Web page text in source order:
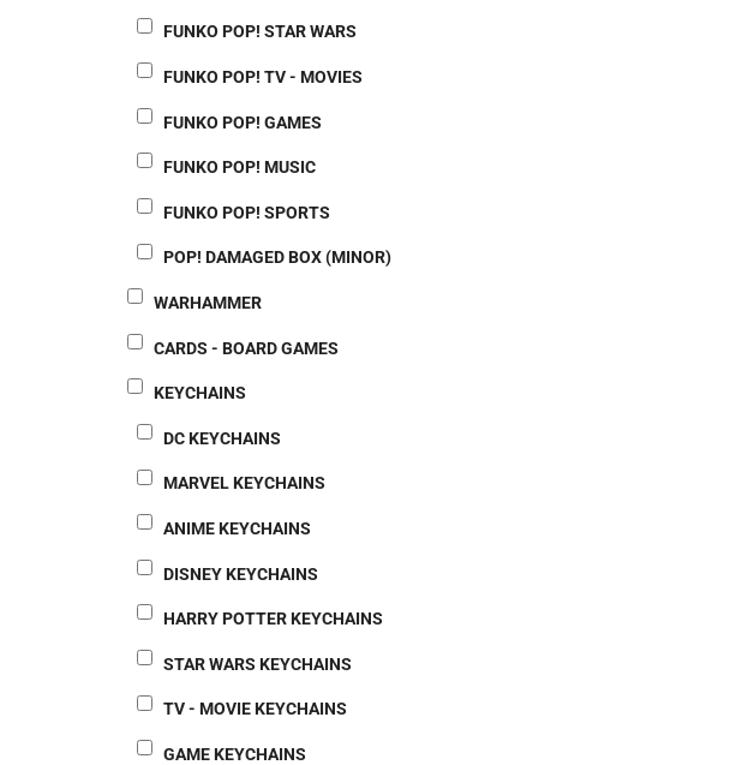
FUNKO POP! STAR WARS
FUNKO POP! TV - MOVIES
FUNKO POP! GAMES
FUNKO POP! MUSIC
FUNKO POP! SPORTS
POP! DAMAGED BOX (MINOR)
WARHAMMER
CARDS - BOARD GAMES
KEYCHAINS
DC KEYCHAINS
MARVEL KEYCHAINS
ANIME KEYCHAINS
DISNEY KEYCHAINS
HARRY POTTER KEYCHAINS
STAR WARS KEYCHAINS
TV - MOVIE KEYCHAINS
GAME KEYCHAINS